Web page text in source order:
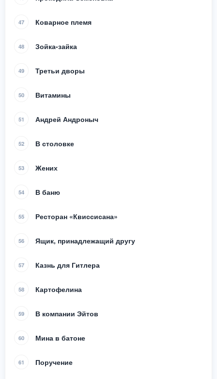
47 Коварное племя
48 Зойка-зайка
49 Третьи дворы
50 Витамины
51 Андрей Андроныч
52 В столовке
53 Жених
54 В баню
55 Ресторан «Квиссисана»
56 Ящик, принадлежащий другу
57 Казнь для Гитлера
58 Картофелина
59 В компании Эйтов
60 Мина в батоне
61 Поручение